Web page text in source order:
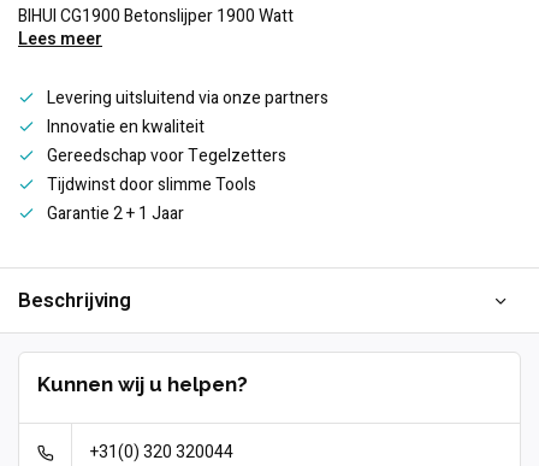
BIHUI CG1900 Betonslijper 1900 Watt
Lees meer
Levering uitsluitend via onze partners
Innovatie en kwaliteit
Gereedschap voor Tegelzetters
Tijdwinst door slimme Tools
Garantie 2 + 1 Jaar
Beschrijving
Kunnen wij u helpen?
+31(0) 320 320044